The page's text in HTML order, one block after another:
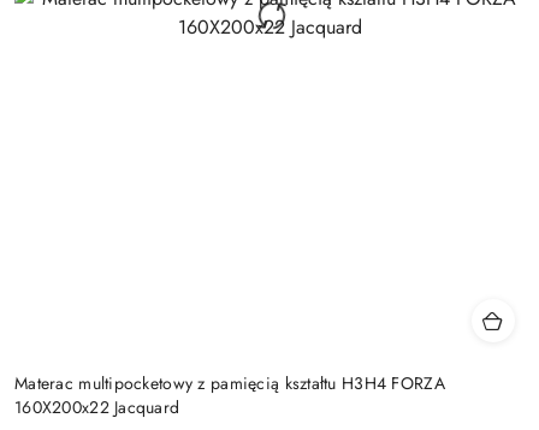
Materac multipocketowy z pamięcią kształtu H3H4 FORZA
160X200x22 Jacquard